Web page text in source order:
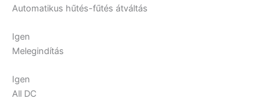
Automatikus hűtés-fűtés átváltás
Igen
Melegindítás
Igen
All DC